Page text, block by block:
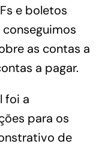
e boletos
as contas a
a pagar.
foi a
para os
de